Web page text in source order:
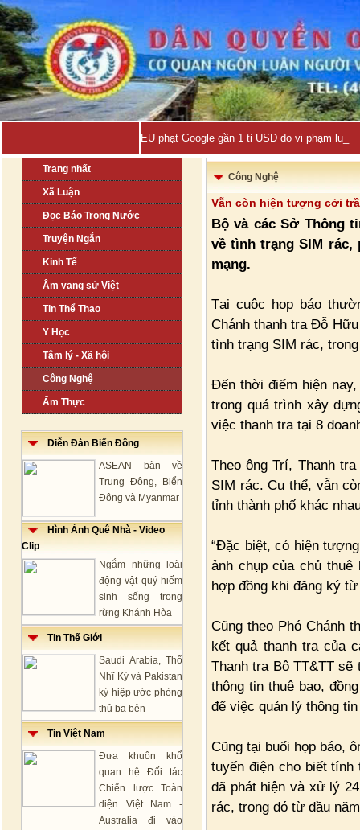
EU phạt Google gần 1 tỉ USD do vi phạm luật
Trang nhất
Xã Luận
Đọc Báo Trong Nước
Truyện Ngắn
Kinh Tế
Âm vang sử Việt
Tin Thể Thao
Y Học
Tâm lý - Xã hội
Công Nghệ
Ẩm Thực
Diễn Đàn Biển Đông
ASEAN bàn về
Trung Đông, Biển
Đông và Myanmar
Hình Ảnh Quê Nhà - Video
Clip
Ngắm những loài
động vật quý hiếm
sinh sống trong
rừng Khánh Hòa
Tin Thế Giới
Saudi Arabia, Thổ
Nhĩ Kỳ và Pakistan
ký hiệp ước phòng
thủ ba bên
Tin Việt Nam
Đưa khuôn khổ
quan hệ Đối tác
Chiến lược Toàn
diện Việt Nam -
Australia đi vào
Công Nghệ
Vẫn còn hiện tượng cởi
Bộ và các Sở Thông
về tình trạng SIM rác,
mạng.
Tại cuộc họp báo
Chánh thanh tra Đỗ
tình trạng SIM rác,
Đến thời điểm hiện
trong quá trình xây
việc thanh tra tại 8
Theo ông Trí, Thanh
SIM rác. Cụ thể, vẫn
tỉnh thành phố khác
“Đặc biệt, có hiện
ảnh chụp của chủ thuê
hợp đồng khi đăng ký
Cũng theo Phó Chánh
kết quả thanh tra của
Thanh tra Bộ TT&TT
thông tin thuê bao,
để việc quản lý thông
Cũng tại buổi họp báo,
tuyến điện cho biết
đã phát hiện và xử lý
rác, trong đó từ đầu